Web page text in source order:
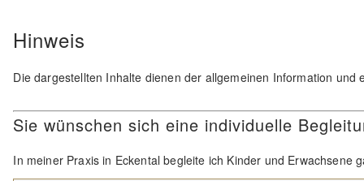
Hinweis
Die dargestellten Inhalte dienen der allgemeinen Information
Sie wünschen sich eine individuelle
In meiner Praxis in Eckental begleite ich Kinder und Erwachsene